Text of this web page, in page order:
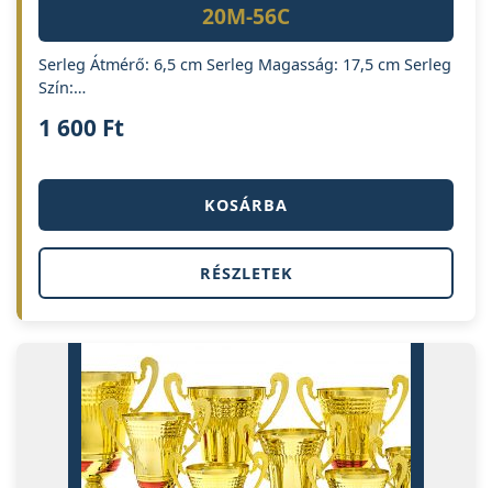
20M-56C
Serleg Átmérő: 6,5 cm Serleg Magasság: 17,5 cm Serleg
Szín:…
1 600 Ft
KOSÁRBA
RÉSZLETEK